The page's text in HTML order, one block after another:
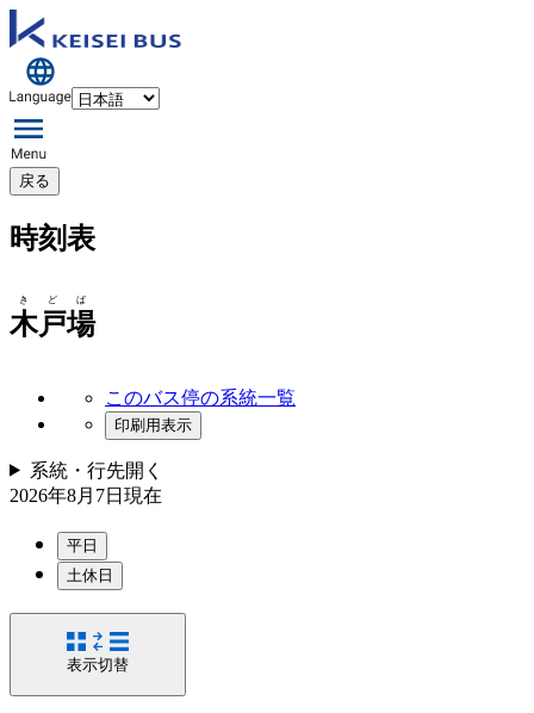
戻る
時刻表
木戸場
きどば
このバス停の系統一覧
印刷用表示
系統・行先開く
2026年8月7日 現在
平日
土休日
表示切替